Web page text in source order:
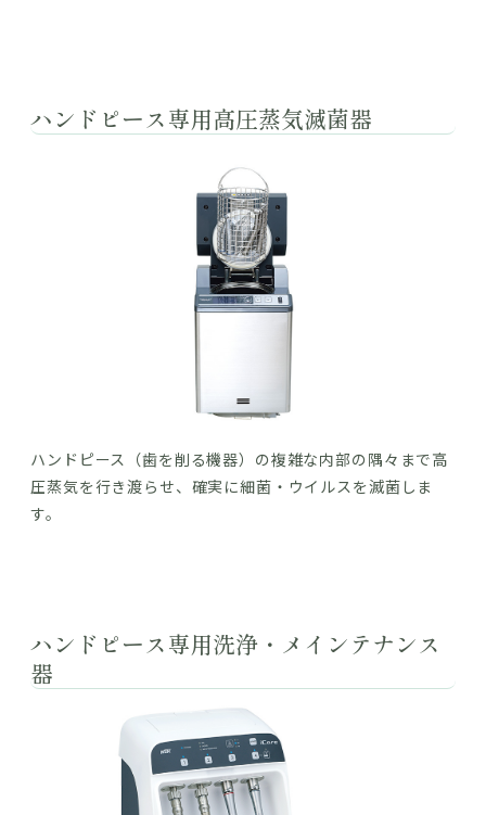
ハンドピース専用高圧蒸気滅菌器
ハンドピース（歯を削る機器）の複雑な内部の隅々まで高
圧蒸気を行き渡らせ、確実に細菌・ウイルスを滅菌しま
す。
ハンドピース専用洗浄・メインテナンス
器